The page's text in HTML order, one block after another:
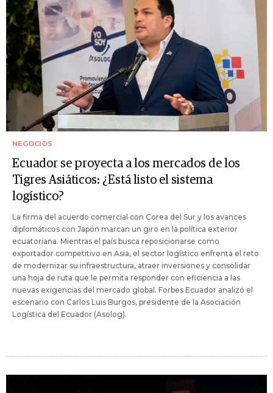
NEGOCIOS
Ecuador se proyecta a los mercados de los
Tigres Asiáticos: ¿Está listo el sistema
logístico?
La firma del acuerdo comercial con Corea del Sur y los avances
diplomáticos con Japón marcan un giro en la política exterior
ecuatoriana. Mientras el país busca reposicionarse como
exportador competitivo en Asia, el sector logístico enfrenta el reto
de modernizar su infraestructura, atraer inversiones y consolidar
una hoja de ruta que le permita responder con eficiencia a las
nuevas exigencias del mercado global. Forbes Ecuador analizó el
escenario con Carlos Luis Burgos, presidente de la Asociación
Logística del Ecuador (Asolog).